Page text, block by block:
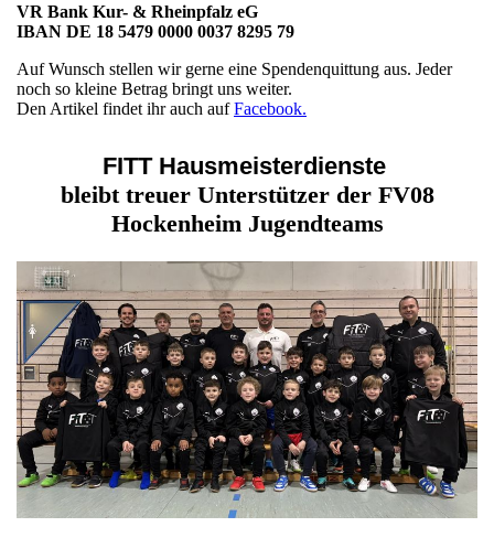
VR Bank Kur- & Rheinpfalz eG
IBAN DE 18 5479 0000 0037 8295 79
Auf Wunsch stellen wir gerne eine Spendenquittung aus. Jeder
noch so kleine Betrag bringt uns weiter.
Den Artikel findet ihr auch aufFacebook.
FITT Hausmeisterdienste
bleibt treuer Unterstützer der FV08
Hockenheim Jugendteams